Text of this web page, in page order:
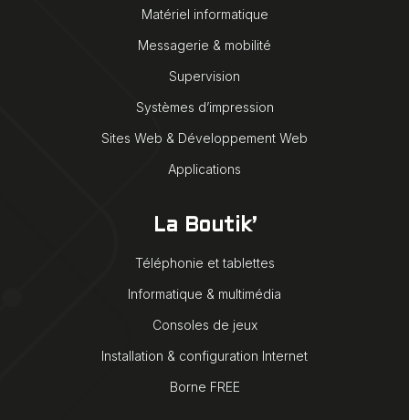
Matériel informatique
Messagerie & mobilité
Supervision
Systèmes d’impression
Sites Web & Développement Web
Applications
La Boutik’
Téléphonie et tablettes
Informatique & multimédia
Consoles de jeux
Installation & configuration Internet
Borne FREE